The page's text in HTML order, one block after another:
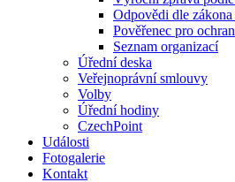
Odpovědi dle zákona
Pověřenec pro
Seznam organizací
Úřední deska
Veřejnoprávní smlouvy
Volby
Úřední hodiny
CzechPoint
Události
Fotogalerie
Kontakt